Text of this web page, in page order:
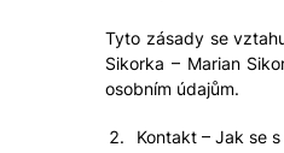
Tyto zásady se
Sikorka – Marian
osobním údajům.
Kontakt – Jak se